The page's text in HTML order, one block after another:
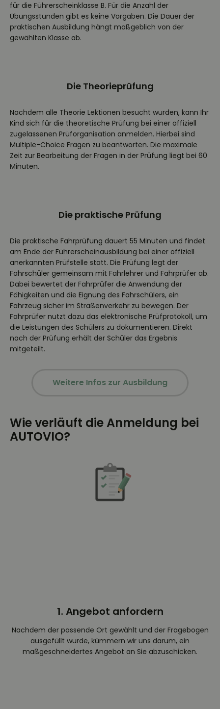
für die Führerscheinklasse B. Für die Anzahl der
Übungsstunden gibt es keine Vorgaben. Die Dauer der
praktischen Ausbildung hängt maßgeblich von der
gewählten Klasse ab.
Die Theorieprüfung
Nachdem alle Theorie Lektionen besucht wurden, kann Ihr
Kind sich für die theoretische Prüfung bei einer offiziell
zugelassenen Prüforganisation anmelden. Hierbei sind
Multiple-Choice Fragen zu beantworten. Die maximale
Zeit zur Bearbeitung der Fragen in der Prüfung liegt bei 60
Minuten.
Die praktische Prüfung
Die praktische Fahrprüfung dauert 55 Minuten und findet
am Ende der Führerscheinausbildung bei einer offiziell
anerkannten Prüfstelle statt. Die Prüfung legt der
Fahrschüler gemeinsam mit Fahrlehrer und Fahrprüfer ab.
Dabei bewertet der Fahrprüfer die Anwendung der
Fähigkeiten und die Eignung des Fahrschülers, ein
Fahrzeug sicher im Straßenverkehr zu bewegen. Der
Fahrprüfer nutzt dazu das elektronische Prüfprotokoll, um
die Leistungen des Schülers zu dokumentieren. Direkt
nach der Prüfung erhält der Schüler das Ergebnis
mitgeteilt.
Weitere Infos zur Ausbildung
Wie verläuft die Anmeldung bei
AUTOVIO?
1. Angebot anfordern
Nachdem der passende Ort gewählt und der Fragebogen
ausgefüllt wurde, kümmern wir uns darum, ein
maßgeschneidertes Angebot an Sie abzuschicken.